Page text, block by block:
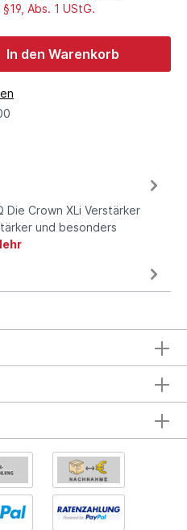
Abs. 1 UStG.
In den Warenkorb
Crown XLi Verstärker
und besonders